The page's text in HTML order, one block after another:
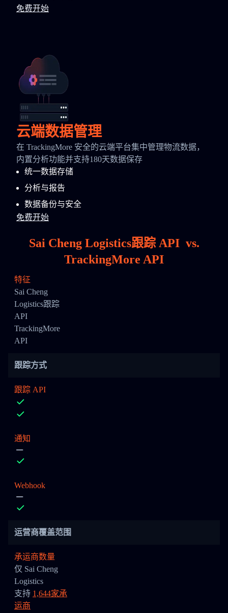
免费开始
云端数据管理
在 TrackingMore 安全的云端平台集中管理物流数据，
内置分析功能并支持180天数据保存
统一数据存储
分析与报告
数据备份与安全
免费开始
Sai Cheng Logistics跟踪 API vs.
TrackingMore API
特征
Sai Cheng
Logistics跟踪
API
TrackingMore
API
跟踪方式
跟踪 API
通知
Webhook
运营商覆盖范围
承运商数量
仅 Sai Cheng
Logistics
支持 1,644家承
运商